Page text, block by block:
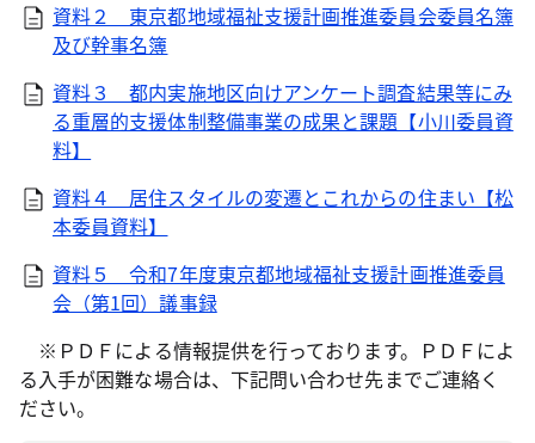
資料２ 東京都地域福祉支援計画推進委員会委員名簿
及び幹事名簿
資料３ 都内実施地区向けアンケート調査結果等にみ
る重層的支援体制整備事業の成果と課題【小川委員資
料】
資料４ 居住スタイルの変遷とこれからの住まい【松
本委員資料】
資料５ 令和7年度東京都地域福祉支援計画推進委員
会（第1回）議事録
※ＰＤＦによる情報提供を行っております。ＰＤＦによ
る入手が困難な場合は、下記問い合わせ先までご連絡く
ださい。